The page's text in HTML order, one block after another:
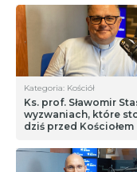
Kategoria: Kościół
Ks. prof. Sławomir
wyzwaniach, które
dziś przed Kościołem